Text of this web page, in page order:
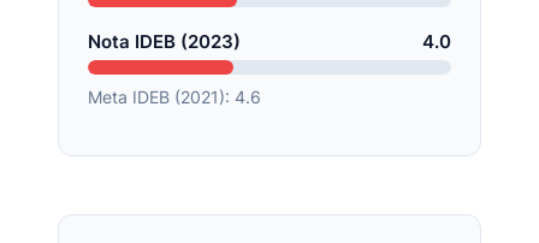
Nota IDEB (2023) 4.0
Meta IDEB (2021): 4.6